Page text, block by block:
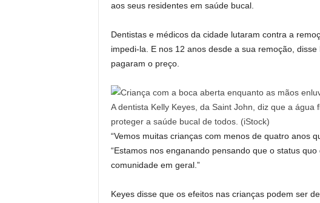
aos seus residentes em saúde bucal.
Dentistas e médicos da cidade lutaram contra a
impedi-la. E nos 12 anos desde a sua remoção,
pagaram o preço.
A dentista Kelly Keyes, da Saint John, diz que a
proteger a saúde bucal de todos. (iStock)
“Vemos muitas crianças com menos de quatro anos
“Estamos nos enganando pensando que o status
comunidade em geral.”
Keyes disse que os efeitos nas crianças podem ser